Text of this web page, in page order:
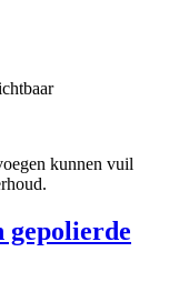
kunnen vuil
gepolierde